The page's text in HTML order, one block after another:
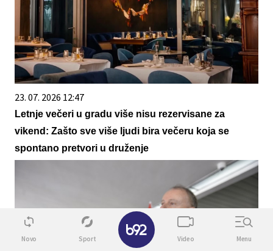
23. 07. 2026 12:47
Letnje večeri u gradu više nisu rezervisane za
vikend: Zašto sve više ljudi bira večeru koja se
spontano pretvori u druženje
Novo Sport Video Menu
✕